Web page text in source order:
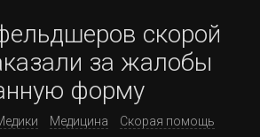
скорой
за жалобы
форму
Медицина
Скорая помощь